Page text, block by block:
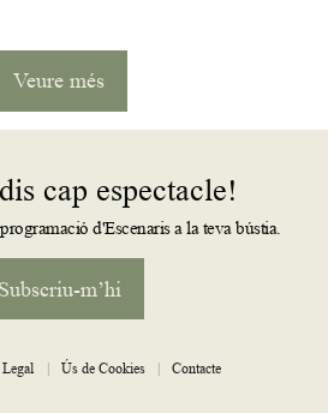
Veure més
cap espectacle!
d'Escenaris a la teva bústia.
Subscriu-m’hi
| Ús de Cookies | Contacte